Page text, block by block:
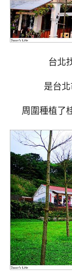
台北
是台
周圍種植了